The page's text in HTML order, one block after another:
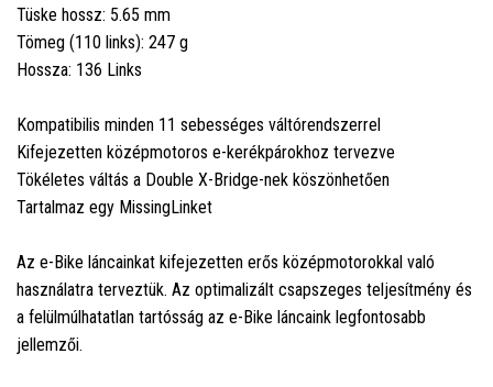
Tüske hossz: 5.65 mm
Tömeg (110 links): 247 g
Hossza: 136 Links
Kompatibilis minden 11 sebességes váltórendszerrel
Kifejezetten középmotoros e-kerékpárokhoz tervezve
Tökéletes váltás a Double X-Bridge-nek köszönhetően
Tartalmaz egy MissingLinket
Az e-Bike láncainkat kifejezetten erős középmotorokkal való
használatra terveztük. Az optimalizált csapszeges teljesítmény és
a felülmúlhatatlan tartósság az e-Bike láncaink legfontosabb
jellemzői.